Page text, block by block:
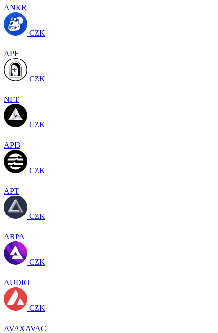
ANKR
CZK
APE
CZK
NFT
CZK
API3
CZK
APT
CZK
ARPA
CZK
AUDIO
CZK
AVAXAVAC